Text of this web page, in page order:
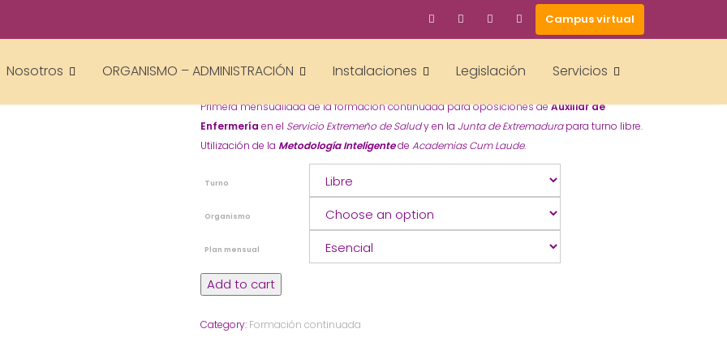
Campus virtual
Nosotros ORGANISMO – ADMINISTRACIÓN Instalaciones Legislación Servicios
70,00€–160,00€
Primera mensualidad de la formación continuada para oposiciones deAuxiliar de
Enfermería en el Servicio Extremeño de Saludy en la Junta de Extremadurapara turno libre.
Utilización de la Metodología Inteligentede Academias Cum Laude.
Turno
Organismo
Plan mensual
Auxiliar
quantity
Add to cart
Category: Formación continuada